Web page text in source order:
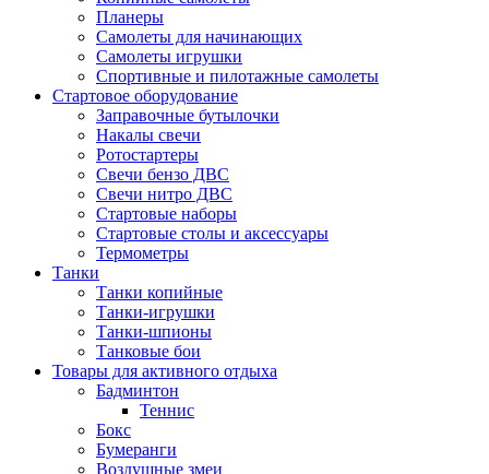
Планеры
Самолеты для начинающих
Самолеты игрушки
Спортивные и пилотажные самолеты
Стартовое оборудование
Заправочные бутылочки
Накалы свечи
Ротостартеры
Свечи бензо ДВС
Свечи нитро ДВС
Стартовые наборы
Стартовые столы и аксессуары
Термометры
Танки
Танки копийные
Танки-игрушки
Танки-шпионы
Танковые бои
Товары для активного отдыха
Бадминтон
Теннис
Бокс
Бумеранги
Воздушные змеи